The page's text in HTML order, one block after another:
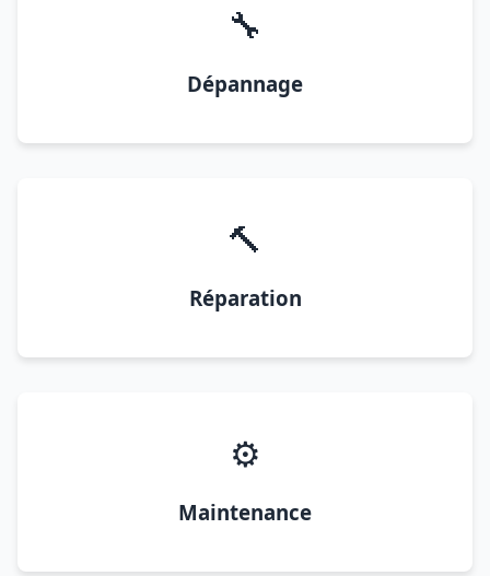
🔧
Dépannage
🔨
Réparation
⚙️
Maintenance